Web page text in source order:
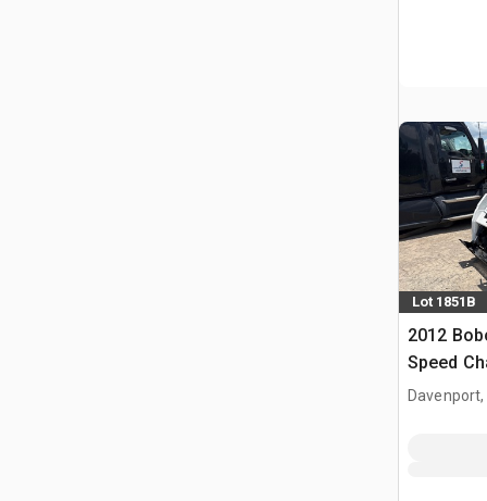
Lot 1851B
2012
Speed
à
Davenport,